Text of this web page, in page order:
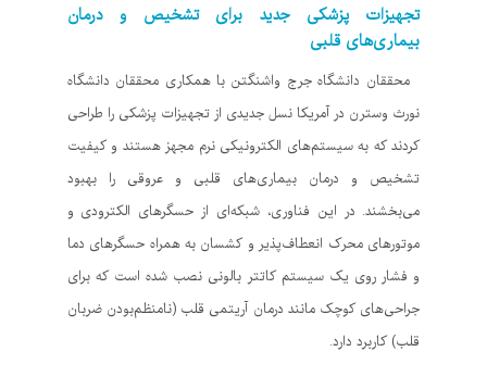
تجهیزات پزشکی جدید برای تشخیص و درمان
بیماری‌های قلبی
محققان دانشگاه جرج واشنگتن با همکاری محققان دانشگاه
نورث وسترن در آمریکا نسل جدیدی از تجهیزات پزشکی را طراحی
کردند که به سیستم‌های الکترونیکی نرم مجهز هستند و کیفیت
تشخیص و درمان بیماری‌های قلبی و عروقی را بهبود
می‌بخشند. در این فناوری، شبکه‌ای از حسگرهای الکترودی و
موتورهای محرک انعطاف‌پذیر و کشسان به همراه حسگرهای دما
و فشار روی یک سیستم کاتتر بالونی نصب شده است که برای
جراحی‌های کوچک مانند درمان آریتمی قلب (نامنظم‌بودن ضربان
قلب) کاربرد دارد.